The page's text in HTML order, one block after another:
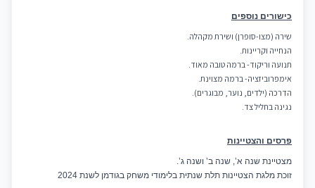
כישורים נוספים
שירה (מצו-סופרן) ושירת מקהלה.
הנחייה וקריינות.
תנועה וריקוד- ברמה טובה מאוד.
אימפרוביזציה- ברמה מצוינת.
הדרכה (ילדים, נוער, מבוגרים).
נגינה בחליל צד.
פרסים והצטיינות
מצטיינת שנה א’, שנה ב’ ושנה ג’.
זוכת מלגת הצטיינות תלת שנתית בלימודי משחק בגודמן לשנת 2024